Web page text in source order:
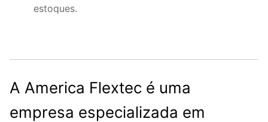
estoques.
A America Flextec é uma
empresa especializada em